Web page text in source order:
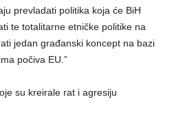
prevladati politika koja će BiH
te totalitarne etničke politike na
jedan građanski koncept na bazi
počiva EU.”
su kreirale rat i agresiju